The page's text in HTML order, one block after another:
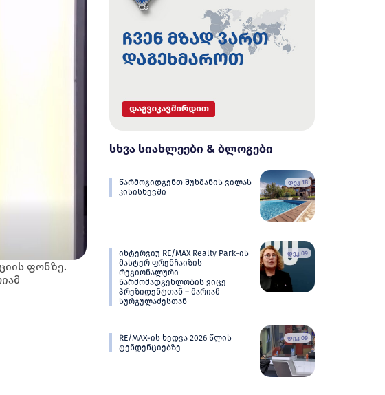
ფონზე.
სხვა სიახლეები & ბლოგები
წარმოგიდგენთ შუხმანის ვილას
კისისხევში
დეკ 18
ინტერვიუ RE/MAX Realty Park-ის
მასტერ ფრენჩაიზის
რეგიონალური
წარმომადგენლობის ვიცე
პრეზიდენტთან – მარიამ
სურგულაძესთან
დეკ 09
RE/MAX-ის ხედვა 2026 წლის
ტენდენციებზე
დეკ 09